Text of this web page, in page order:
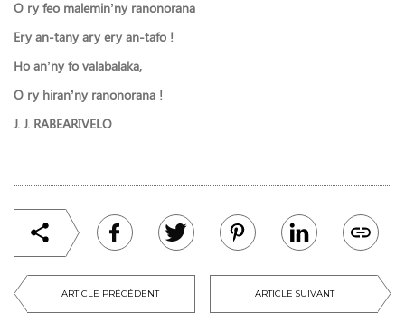
ARTICLE PRÉCÉDENT ARTICLE SUIVANT
O ry feo malemin’ny ranonorana
Ery an-tany ary ery an-tafo !
Ho an’ny fo valabalaka,
O ry hiran’ny ranonorana !
J. J. RABEARIVELO